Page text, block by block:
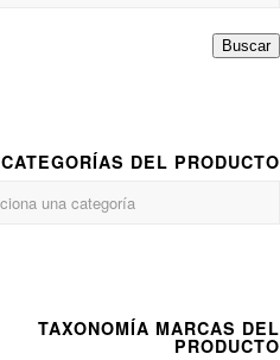
Buscar
CATEGORÍAS DEL PRODUCTO
TAXONOMÍA MARCAS DEL
PRODUCTO